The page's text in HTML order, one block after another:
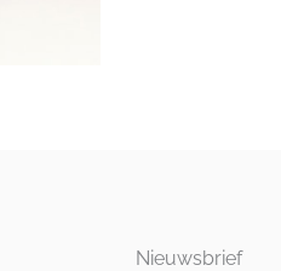
Nieuwsbrief